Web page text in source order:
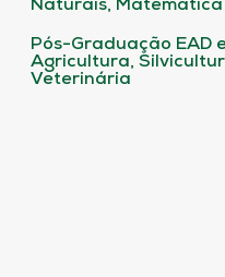
Naturais,
Pós-Graduação EAD
Agricultura,
Veterinária